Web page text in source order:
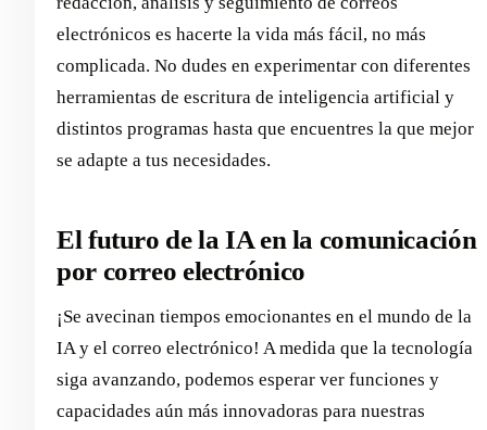
electrónicos es hacerte la vida más fácil, no más
complicada. No dudes en experimentar con diferentes
herramientas de escritura de inteligencia artificial y
distintos programas hasta que encuentres la que mejor
se adapte a tus necesidades.
El futuro de la IA en la comunicación
por correo electrónico
¡Se avecinan tiempos emocionantes en el mundo de la
IA y el correo electrónico! A medida que la tecnología
siga avanzando, podemos esperar ver funciones y
capacidades aún más innovadoras para nuestras